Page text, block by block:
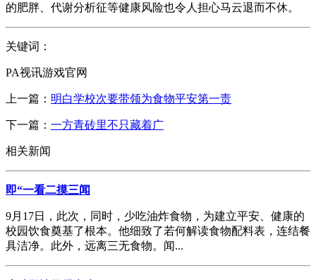
的肥胖、代谢分析征等健康风险也令人担心马云退而不休。
关键词：
PA视讯游戏官网
上一篇： 明白学校次要带领为食物平安第一责
下一篇： 一方青砖里不只藏着广
相关新闻
即“一看二摸三闻
9月17日，此次，同时，少吃油炸食物，为建立平安、健康的
校园饮食奠基了根本。他细致了若何解读食物配料表，连结餐
具洁净。此外，远离三无食物。闻...